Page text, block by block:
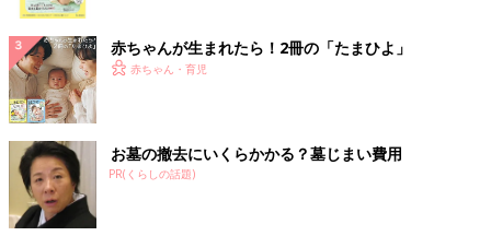
赤ちゃんが生まれたら！2冊の「たまひよ」
赤ちゃん・育児
お墓の撤去にいくらかかる？墓じまい費用
PR(くらしの話題)